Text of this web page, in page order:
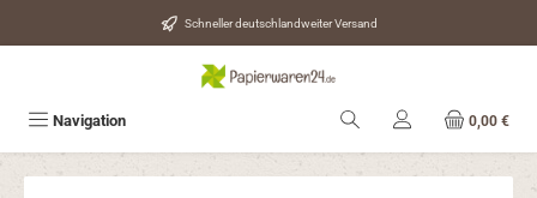
Zum Hauptinhalt springen Schneller deutschlandweiter Versand
Navigation 0,00 €